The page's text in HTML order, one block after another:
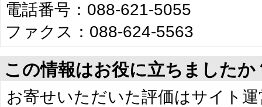
電話番号：088-621-5055
ファクス：088-624-5563
この情報はお役に立ちましたか
お寄せいただいた評価はサイト